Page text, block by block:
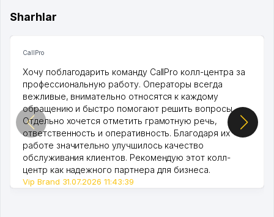
Sharhlar
CallPro
Хочу поблагодарить команду CallPro колл-центра за
профессиональную работу. Операторы всегда
вежливые, внимательно относятся к каждому
обращению и быстро помогают решить вопросы.
Отдельно хочется отметить грамотную речь,
ответственность и оперативность. Благодаря их
работе значительно улучшилось качество
обслуживания клиентов. Рекомендую этот колл-
центр как надежного партнера для бизнеса.
Vip Brand 31.07.2026 11:43:39